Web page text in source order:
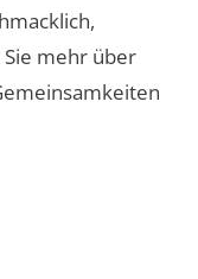
mehr über